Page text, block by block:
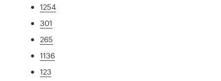
1254
301
265
1136
123